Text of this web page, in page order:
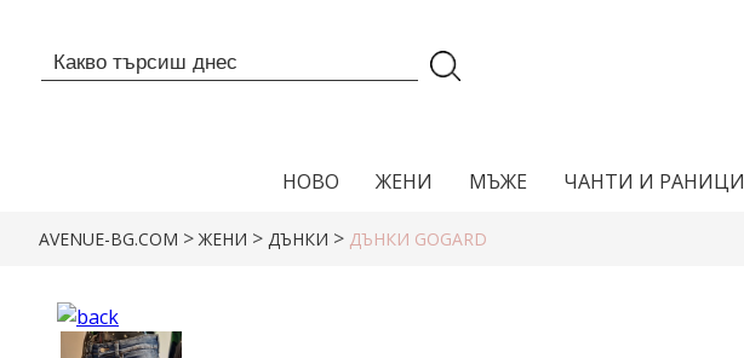
НОВО ЖЕНИ МЪЖЕ ЧАНТИ И РАНИЦИ
AVENUE-BG.COM >ЖЕНИ > ДЪНКИ > ДЪНКИ GOGARD